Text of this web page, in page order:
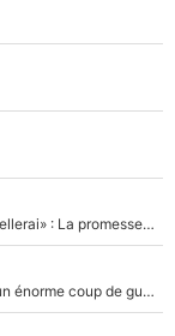
Mercato - OM - «Dès que je prends un club, je t’appellerai» : La promesse de Marcelino au moment de claquer la porte
Victime de racisme contre Murray, Kyrgios pousse un énorme coup de gueule !